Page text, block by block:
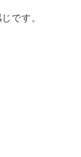
です。